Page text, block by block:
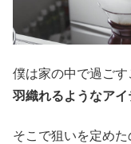
僕は家の中で過ごす
羽織れるようなアイ
そこで狙いを定めた